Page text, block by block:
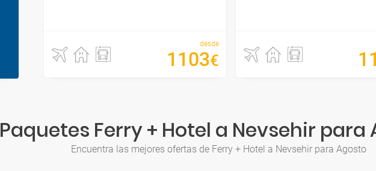
desde
1103€
Paquetes Ferry + Hotel a Nevsehir para
Encuentra las mejores ofertas de Ferry + Hotel a Nevsehir para Agosto